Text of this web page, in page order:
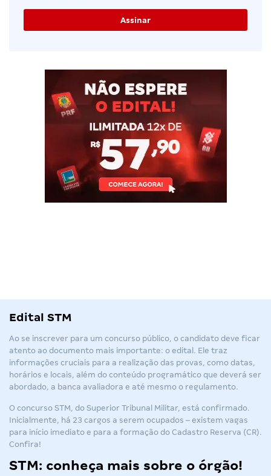
Edital STM
Ao se inscrever para um concurso público, o candidato deve ficar
atento ao documento mais importante: o edital. Ele traz
informações cruciais para a realização das provas, como datas,
horários e locais, além do conteúdo programático que deverá ser
abordado, a banca avaliadora e até mesmo o regulamento.
O concurso STM , do Superior Tribunal Militar, está confirmado.
Inicialmente, há 23 cargos a serem ocupados – existem vagas
para início imediato e para a formação do Cadastro Reserva (CR).
Confira!
STM: conheça mais sobre o órgão!